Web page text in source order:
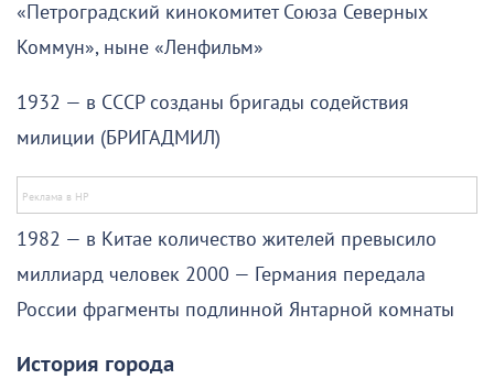
«Петроградский кинокомитет Союза Северных
Коммун», ныне «Ленфильм»
1932 — в СССР созданы бригады содействия
милиции (БРИГАДМИЛ)
1982 — в Китае количество жителей превысило
миллиард человек 2000 — Германия передала
России фрагменты подлинной Янтарной комнаты
История города